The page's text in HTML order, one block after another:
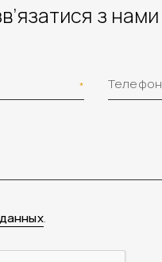
з нами
Телефон
данных.